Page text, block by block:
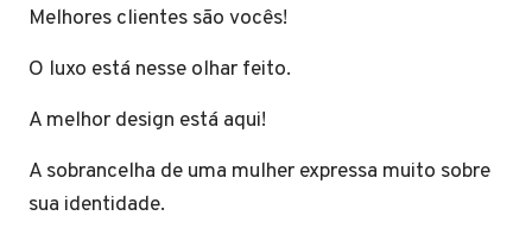
Melhores clientes são vocês!
O luxo está nesse olhar feito.
A melhor design está aqui!
A sobrancelha de uma mulher expressa muito sobre
sua identidade.